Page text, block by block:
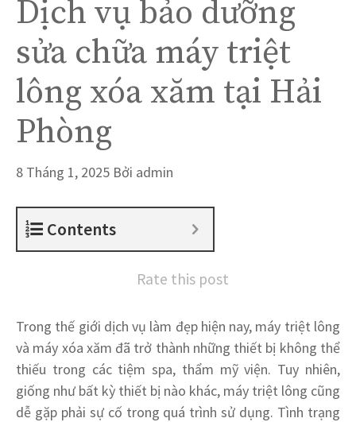
Dịch vụ bảo dưỡng
sửa chữa máy triệt
lông xóa xăm tại Hải
Phòng
8 Tháng 1, 2025 Bởi admin
Contents
Rate this post
Trong thế giới dịch vụ làm đẹp hiện nay, máy triệt lông
và máy xóa xăm đã trở thành những thiết bị không thể
thiếu trong các tiệm spa, thẩm mỹ viện. Tuy nhiên,
giống như bất kỳ thiết bị nào khác, máy triệt lông cũng
dễ gặp phải sự cố trong quá trình sử dụng. Tình trạng